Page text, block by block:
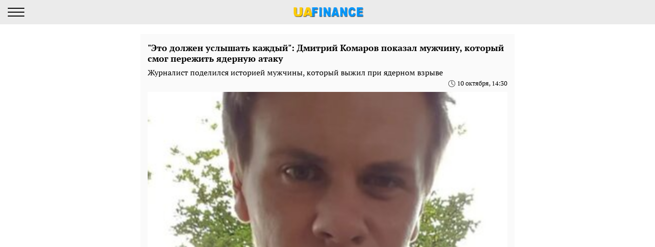
"Это должен услышать каждый": Дмитрий Комаров показал мужчину, который
смог пережить ядерную атаку
Журналист поделился историей мужчины, который выжил при ядерном взрыве
10 октября, 14:30